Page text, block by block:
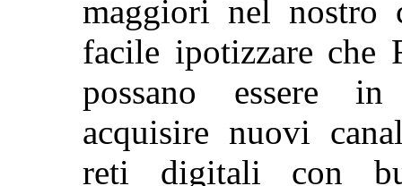
maggiori nel nostro
facile ipotizzare
possano essere
acquisire nuovi
reti digitali con